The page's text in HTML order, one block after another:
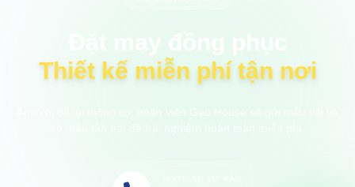
Thiết kế miễn phí tận nơi